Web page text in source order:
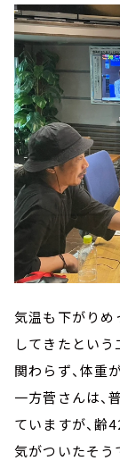
気温も下がりめ
してきたとい
関わらず、体重
一方菅さんは、
ていますが、齢
気がついたそう